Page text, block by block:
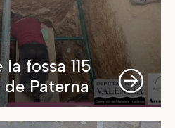
fossa 115
Paterna